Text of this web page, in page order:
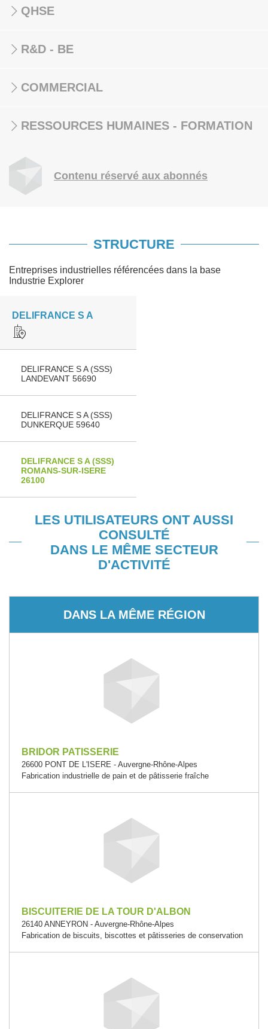
QHSE
R&D - BE
COMMERCIAL
RESSOURCES HUMAINES - FORMATION
Contenu réservé aux abonnés
STRUCTURE
Entreprises industrielles référencées dans la base
Industrie Explorer
DELIFRANCE S A
DELIFRANCE S A (SSS)
LANDEVANT 56690
DELIFRANCE S A (SSS)
DUNKERQUE 59640
DELIFRANCE S A (SSS)
ROMANS-SUR-ISERE
26100
LES UTILISATEURS ONT AUSSI
CONSULTÉ
DANS LE MÊME SECTEUR
D'ACTIVITÉ
DANS LA MÊME RÉGION
BRIDOR PATISSERIE
26600 PONT DE L'ISERE - Auvergne-Rhône-Alpes
Fabrication industrielle de pain et de pâtisserie fraîche
BISCUITERIE DE LA TOUR D'ALBON
26140 ANNEYRON - Auvergne-Rhône-Alpes
Fabrication de biscuits, biscottes et pâtisseries de conservation